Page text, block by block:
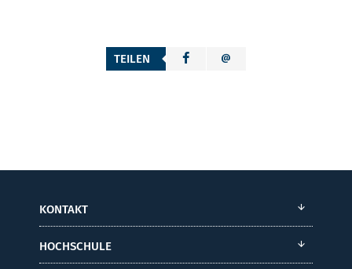
TEILEN
KONTAKT
HOCHSCHULE